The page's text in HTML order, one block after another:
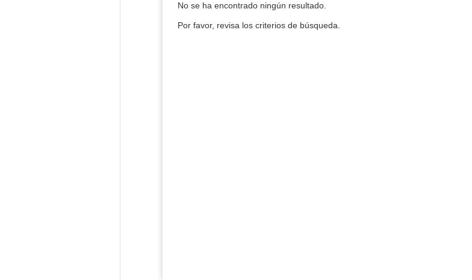
No se ha encontrado ningún resultado.
Por favor, revisa los criterios de búsqueda.